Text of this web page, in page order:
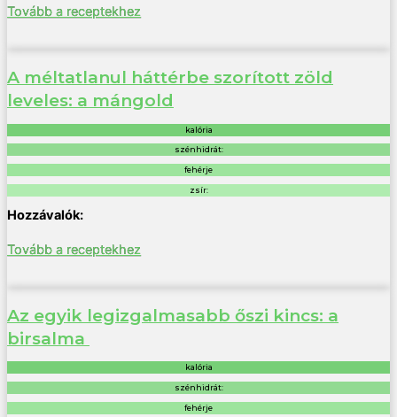
Tovább a receptekhez
A méltatlanul háttérbe szorított zöld
leveles: a mángold
kalória
szénhidrát:
fehérje
zsír:
Tovább a receptekhez
Az egyik legizgalmasabb őszi kincs: a
birsalma
kalória
szénhidrát:
fehérje